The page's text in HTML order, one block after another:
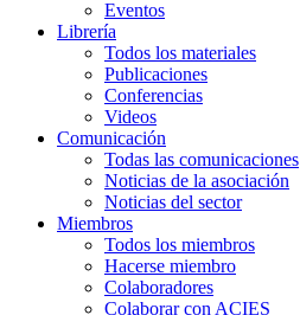
Eventos
Librería
Todos los materiales
Publicaciones
Conferencias
Videos
Comunicación
Todas las comunicaciones
Noticias de la asociación
Noticias del sector
Miembros
Todos los miembros
Hacerse miembro
Colaboradores
Colaborar con ACIES